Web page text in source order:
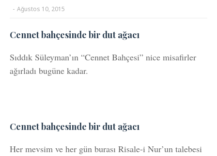
- Ağustos 10, 2015
Cennet bahçesinde bir dut ağacı
Sıddık Süleyman’ın “Cennet Bahçesi” nice misafirler
ağırladı bugüne kadar.
Cennet bahçesinde bir dut ağacı
Her mevsim ve her gün burası Risale-i Nur’un talebesi